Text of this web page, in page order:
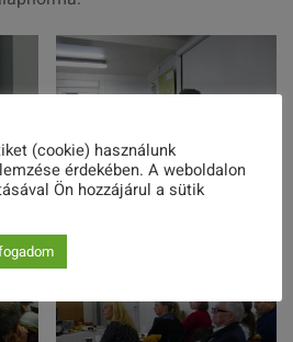
(cookie) használunk
érdekében. A weboldalon
Ön hozzájárul a sütik